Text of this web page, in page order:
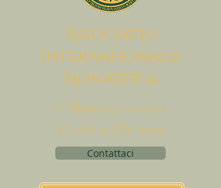
Associatio
Internationalis
MonAstica
Mettiamo insieme
Cielo sulla terra
Contattaci